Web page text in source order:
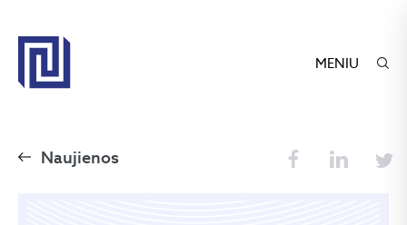
MENIU
Naujienos